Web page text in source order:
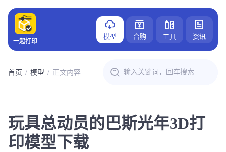
一起打印
模型 合购 工具 资讯
首页 模型 正文内容
玩具总动员的巴斯光年3D打
印模型下载